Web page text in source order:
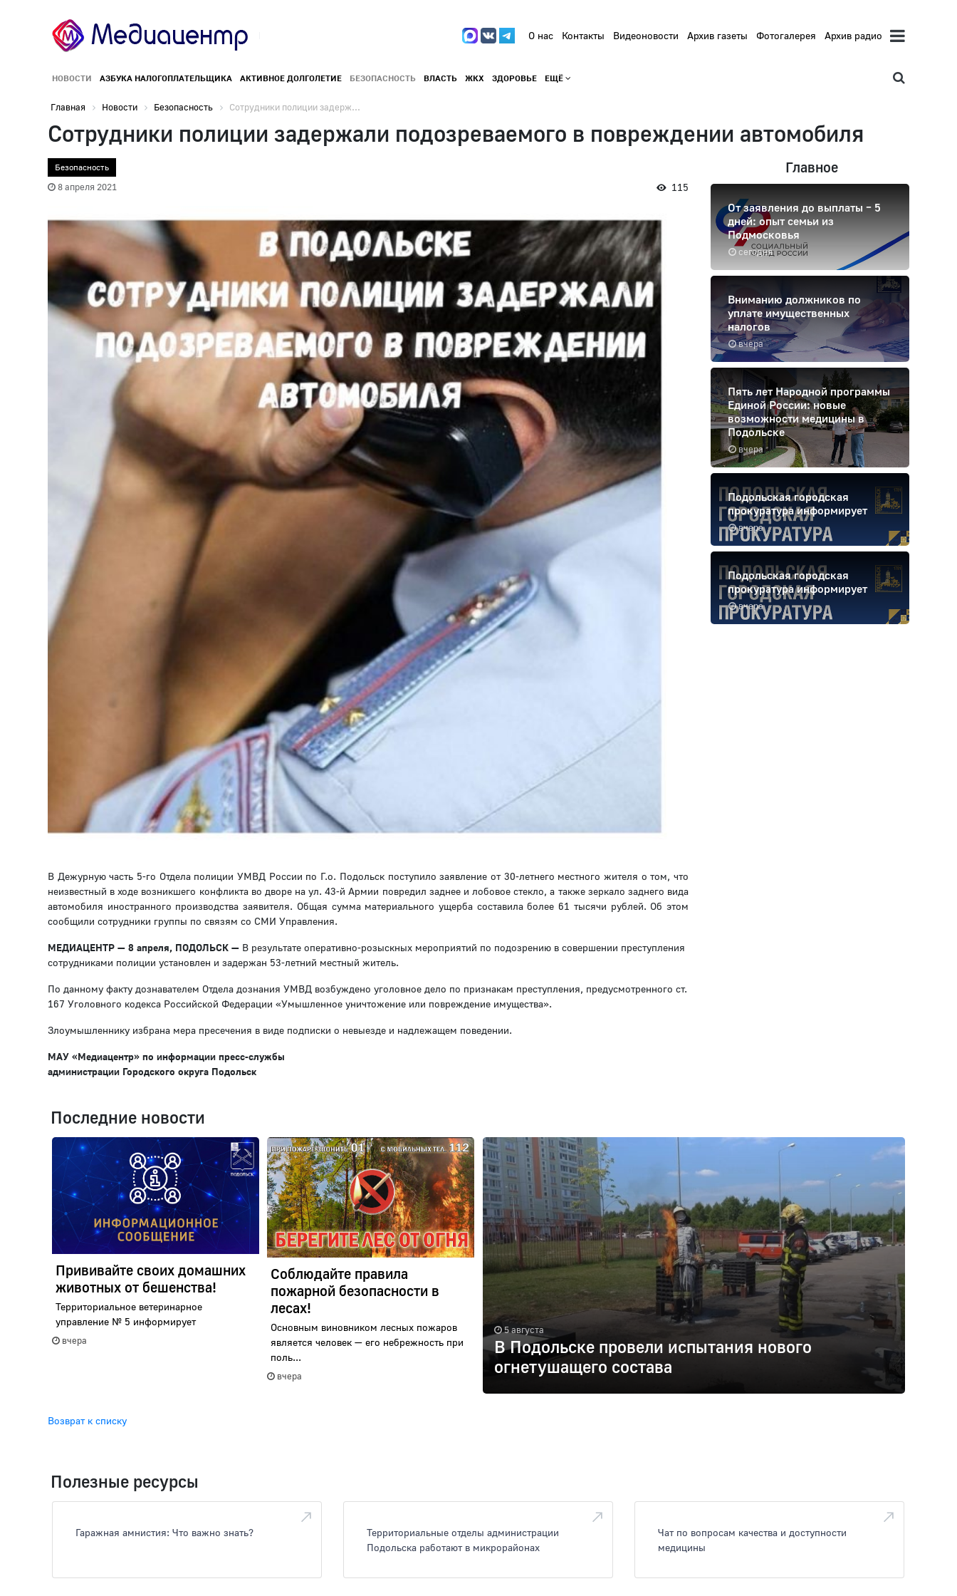
О нас Контакты Видеоновости Архив газеты Фотогалерея Архив радио
НОВОСТИ АЗБУКА НАЛОГОПЛАТЕЛЬЩИКА АКТИВНОЕ ДОЛГОЛЕТИЕ БЕЗОПАСНОСТЬ ВЛАСТЬ ЖКХ ЗДОРОВЬЕ ЕЩЁ
Главная Новости Безопасность Сотрудники полиции задерж...
Сотрудники полиции задержали подозреваемого в повреждении автомобиля
Безопасность
8 апреля 2021 115
В Дежурную часть 5-го Отдела полиции УМВД России по Г.о. Подольск поступило заявление от 30-летнего местного жителя о том, что
неизвестный в ходе возникшего конфликта во дворе на ул. 43-й Армии повредил заднее и лобовое стекло, а также зеркало заднего вида
автомобиля иностранного производства заявителя. Общая сумма материального ущерба составила более 61 тысячи рублей. Об этом
сообщили сотрудники группы по связям со СМИ Управления.
МЕДИАЦЕНТР — 8 апреля, ПОДОЛЬСК — В результате оперативно-розыскных мероприятий по подозрению в совершении преступления
сотрудниками полиции установлен и задержан 53-летний местный житель.
По данному факту дознавателем Отдела дознания УМВД возбуждено уголовное дело по признакам преступления, предусмотренного ст.
167 Уголовного кодекса Российской Федерации «Умышленное уничтожение или повреждение имущества».
Злоумышленнику избрана мера пресечения в виде подписки о невыезде и надлежащем поведении.
МАУ «Медиацентр» по информации пресс-службы
администрации Городского округа Подольск
Главное
сегодня
От заявления до выплаты – 5
дней: опыт семьи из
Подмосковья
вчера
Вниманию должников по
уплате имущественных
налогов
вчера
Пять лет Народной программы
Единой России: новые
возможности медицины в
Подольске
вчера
Подольская городская
прокуратура информирует
вчера
Подольская городская
прокуратура информирует
Последние новости
Прививайте своих домашних
животных от бешенства!
Территориальное ветеринарное
управление № 5 информирует
вчера
Соблюдайте правила
пожарной безопасности в
лесах!
Основным виновником лесных пожаров
является человек — его небрежность при
поль...
вчера
5 августа
В Подольске провели испытания нового
огнетушащего состава
Возврат к списку
Полезные ресурсы
Гаражная амнистия: Что важно знать?
Территориальные отделы администрации
Подольска работают в микрорайонах
Чат по вопросам качества и доступности
медицины